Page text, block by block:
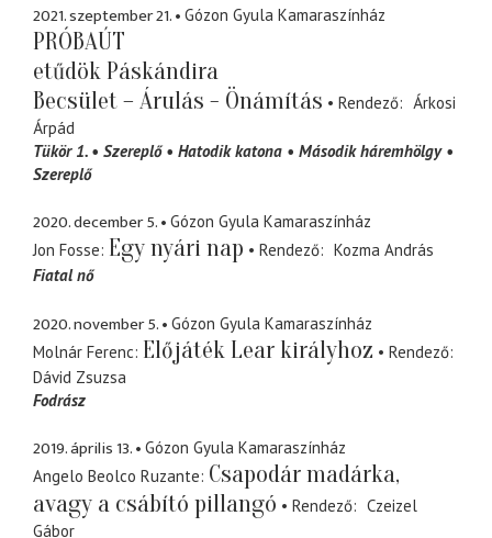
2021. szeptember 21. Gózon Gyula Kamaraszínház
PRÓBAÚT
etűdök Páskándira
Becsület – Árulás - Önámítás
Rendező
Árkosi
Árpád
Tükör 1.
Szereplő Hatodik katona
Második háremhölgy
Szereplő
2020. december 5.
Gózon Gyula Kamaraszínház
Jon Fosse Egy nyári nap Rendező
Kozma András
Fiatal nő
2020. november 5.
Gózon Gyula Kamaraszínház
Molnár Ferenc Előjáték Lear királyhoz
Rendező
Dávid Zsuzsa
Fodrász
2019. április 13.
Gózon Gyula Kamaraszínház
Angelo Beolco Ruzante Csapodár madárka,
avagy a csábító pillangó
Rendező
Czeizel
Gábor